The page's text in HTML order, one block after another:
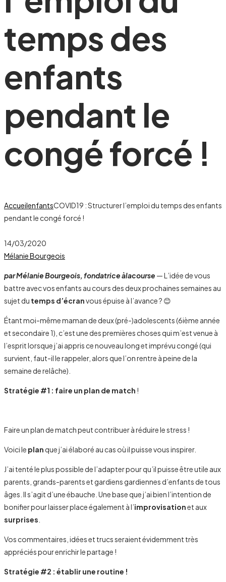
temps des
enfants
pendant le
congé forcé !
AccueilenfantsCOVID19 : Structurer l’emploi du temps des enfants
pendant le congé forcé !
14/03/2020
Mélanie Bourgeois
par Mélanie Bourgeois, fondatrice àlacourse —L’idée de vous
battre avec vos enfants au cours des deux prochaines semaines au
sujet du temps d’écranvous épuise à l’avance ? 😊
Étant moi-même maman de deux (pré-)adolescents (6ième année
et secondaire 1), c’est une des premières choses qui m’est venue à
l’esprit lorsque j’ai appris ce nouveau long et imprévu congé (qui
survient, faut-il le rappeler, alors que l’on rentre à peine de la
semaine de relâche).
Stratégie #1 : faire un plan de match !
Faire un plan de match peut contribuer à réduire le stress !
Voici le plan que j’ai élaboré au cas où il puisse vous inspirer.
J’ai tenté le plus possible de l’adapter pour qu’il puisse être utile aux
parents, grands-parents et gardiens gardiennes d’enfants de tous
âges. Il s’agit d’une ébauche. Une base que j’ai bien l’intention de
bonifier pour laisser place également à l’improvisationet aux
surprises
Vos commentaires, idées et trucs seraient évidemment très
appréciés pour enrichir le partage !
Stratégie #2 : établir une routine !